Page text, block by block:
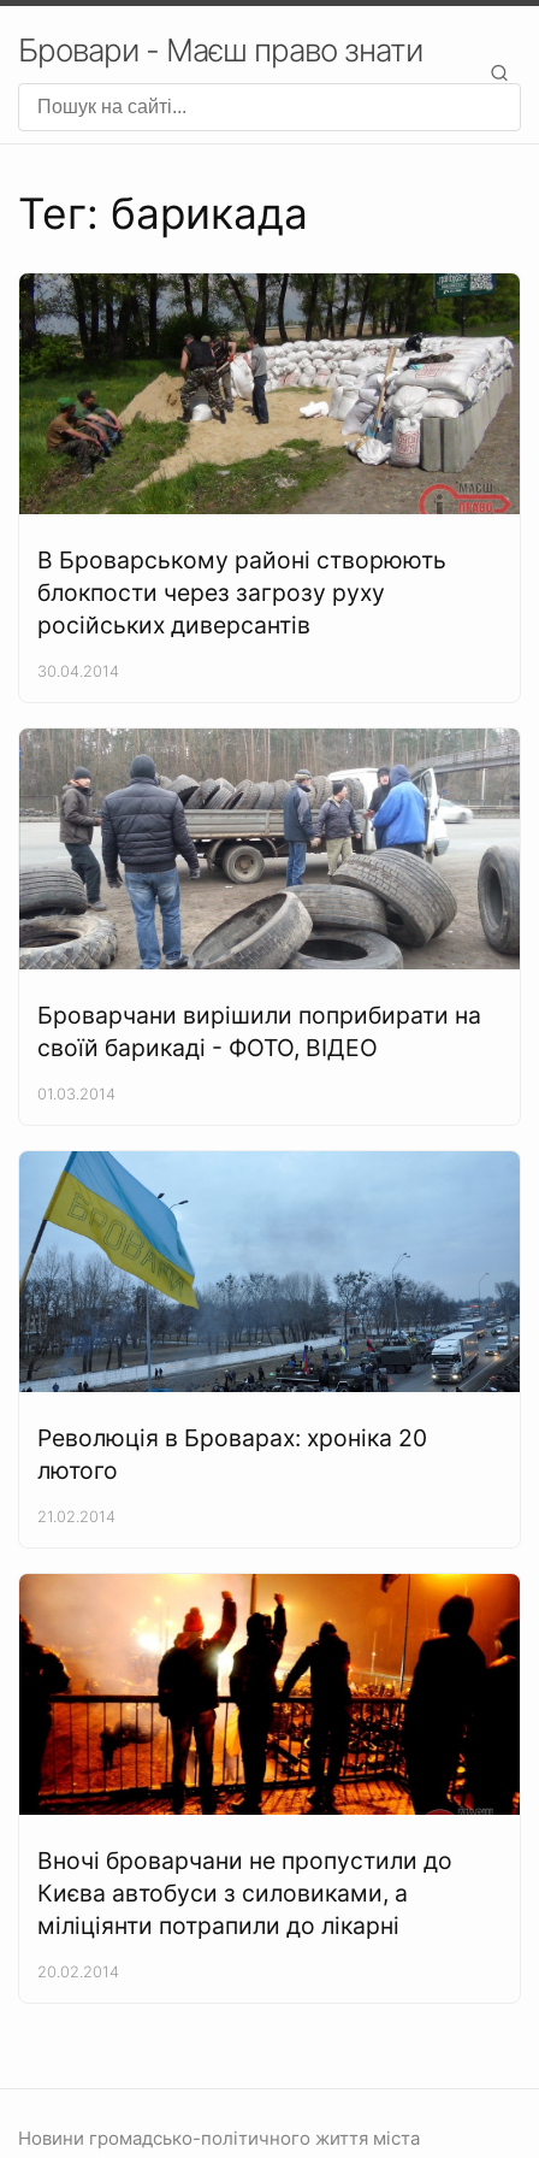
Бровари - Маєш право знати
Тег: барикада
В Броварському районі створюють
блокпости через загрозу руху
російських диверсантів
30.04.2014
Броварчани вирішили поприбирати на
своїй барикаді - ФОТО, ВІДЕО
01.03.2014
Революція в Броварах: хроніка 20
лютого
21.02.2014
Вночі броварчани не пропустили до
Києва автобуси з силовиками, а
міліціянти потрапили до лікарні
20.02.2014
Новини громадсько-політичного життя міста